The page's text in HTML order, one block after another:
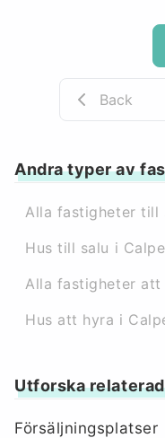
Back
Andra typer av
Alla fastigheter till
Hus till salu i
Alla fastigheter att
Hus att hyra i
Utforska
Försäljningsplatser